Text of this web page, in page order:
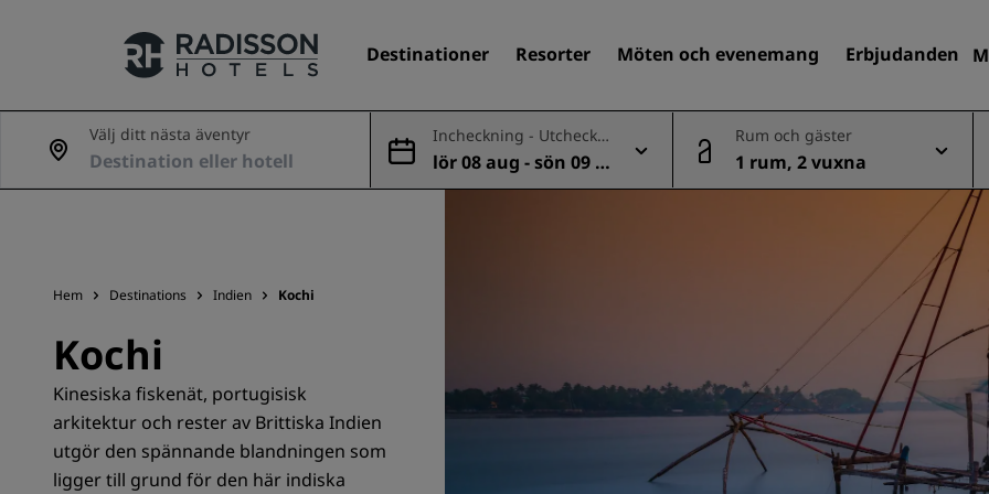
Destinationer Resorter Möten och evenemang Erbjudanden
Våra märken
Sök efter hotell
Servicelägenheter
Nya och kommande hotell
Möten och evenemang
Upptäck Radisson
Välj ditt nästa äventyr
Incheckning - Utcheckn
ing
lör 08 aug - sön 09 a
ug
Rum och gäster
1 rum, 2 vuxna
Hem Destinations Indien Kochi
Kochi
Kinesiska fiskenät, portugisisk
arkitektur och rester av Brittiska Indien
utgör den spännande blandningen som
ligger till grund för den här indiska